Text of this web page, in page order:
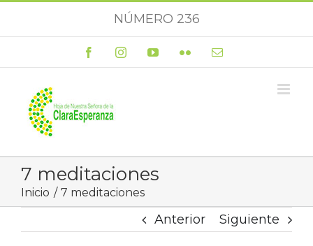
NÚMERO 236
FacebookInstagramYouTubeFlickr Correo
7 meditaciones
Inicio 7 meditaciones
Anterior Siguiente